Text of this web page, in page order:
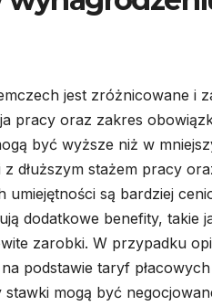
jest zróżnicowane i
pracy oraz zakres
być wyższe niż w
dłuższym stażem pracy
umiejętności są bardziej
dodatkowe benefity, takie
zarobki. W przypadku
podstawie taryf
mogą być